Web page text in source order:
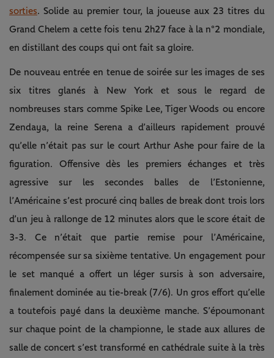
sorties. Solide au premier tour, la joueuse aux 23 titres du
Grand Chelem a cette fois tenu 2h27 face à la n°2 mondiale,
en distillant des coups qui ont fait sa gloire.
De nouveau entrée en tenue de soirée sur les images de ses
six titres glanés à New York et sous le regard de
nombreuses stars comme Spike Lee, Tiger Woods ou encore
Zendaya, la reine Serena a d’ailleurs rapidement prouvé
qu’elle n’était pas sur le court Arthur Ashe pour faire de la
figuration. Offensive dès les premiers échanges et très
agressive sur les secondes balles de l’Estonienne,
l’Américaine s’est procuré cinq balles de break dont trois lors
d’un jeu à rallonge de 12 minutes alors que le score était de
3-3. Ce n’était que partie remise pour l’Américaine,
récompensée sur sa sixième tentative. Un engagement pour
le set manqué a offert un léger sursis à son adversaire,
finalement dominée au tie-break (7/6). Un gros effort qu’elle
a toutefois payé dans la deuxième manche. S’époumonant
sur chaque point de la championne, le stade aux allures de
salle de concert s’est transformé en cathédrale suite à la très